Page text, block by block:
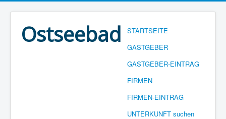
STARTSEITE
GASTGEBER
GASTGEBER-EINTRAG
FIRMEN
FIRMEN-EINTRAG
UNTERKUNFT suchen
Ostseebad